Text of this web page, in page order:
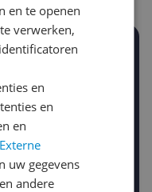
prijsdaling
Gewenste prijs
€
en te openen
verwerken,
en
en
en
Externe
uw gegevens
andere